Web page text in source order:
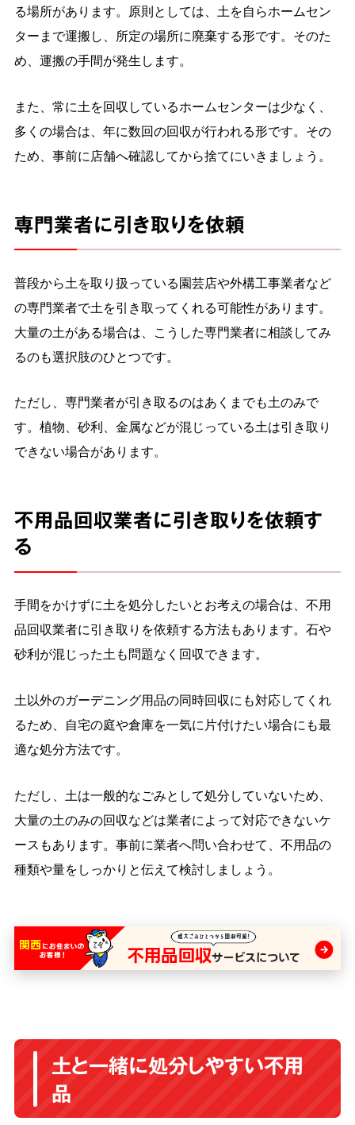
る場所があります。原則としては、土を自らホームセン
ターまで運搬し、所定の場所に廃棄する形です。そのた
め、運搬の手間が発生します。
また、常に土を回収しているホームセンターは少なく、
多くの場合は、年に数回の回収が行われる形です。その
ため、事前に店舗へ確認してから捨てにいきましょう。
専門業者に引き取りを依頼
普段から土を取り扱っている園芸店や外構工事業者など
の専門業者で土を引き取ってくれる可能性があります。
大量の土がある場合は、こうした専門業者に相談してみ
るのも選択肢のひとつです。
ただし、専門業者が引き取るのはあくまでも土のみで
す。植物、砂利、金属などが混じっている土は引き取り
できない場合があります。
不用品回収業者に引き取りを依頼す
る
手間をかけずに土を処分したいとお考えの場合は、不用
品回収業者に引き取りを依頼する方法もあります。石や
砂利が混じった土も問題なく回収できます。
土以外のガーデニング用品の同時回収にも対応してくれ
るため、自宅の庭や倉庫を一気に片付けたい場合にも最
適な処分方法です。
ただし、土は一般的なごみとして処分していないため、
大量の土のみの回収などは業者によって対応できないケ
ースもあります。事前に業者へ問い合わせて、不用品の
種類や量をしっかりと伝えて検討しましょう。
土と一緒に処分しやすい不用
品